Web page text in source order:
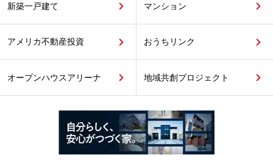
新築一戸建て マンション
アメリカ不動産投資 おうちリンク
オープンハウスアリーナ 地域共創プロジェクト